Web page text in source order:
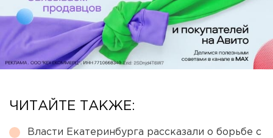
ЧИТАЙТЕ ТАКЖЕ:
Власти Екатеринбурга рассказали о борьбе с